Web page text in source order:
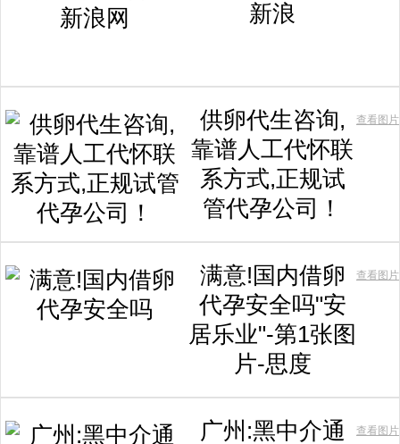
新浪
供卵代生咨询,
靠谱人工代怀联
系方式,正规试
管代孕公司！
查看图片
满意!国内借卵
代孕安全吗"安
居乐业"-第1张图
片-思度
查看图片
广州:黑中介通
查看图片